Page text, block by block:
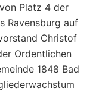
Platz 4 der
Ravensburg auf
Christof
Ordentlichen
1848 Bad